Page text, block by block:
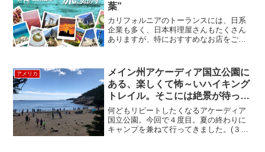
葉”
カリフォルニアのトーランスには、日系
企業も多く、日本料理屋さんもたくさん
ありますが、特におすすめなお店をご紹
うな感じですが、中に入ると。。本格的
なカウンターも...
アメリカ
メイン州アケーディア国立公園に
ある、楽しくて怖～いハイキング
トレイル。そこには絶景が待って
いた! ～Acardia National Park／
The Beehive Loop Trail～
何どもリピートしたくなるアケーディア
国立公園。今回で４度目。夏の終わりに
キャンプを兼ねて行ってきました。(３年